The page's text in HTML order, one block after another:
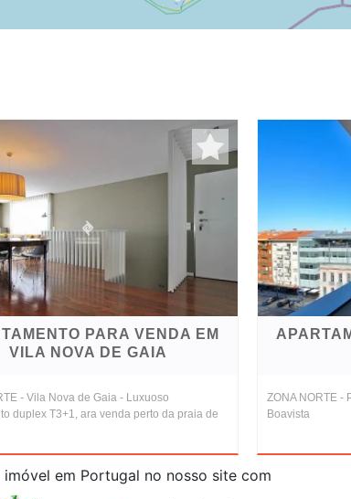
PARA VENDA EM
VILA NOVA DE GAIA
- Vila Nova de Gaia - Luxuoso
duplex T3+1, ara venda perto da praia de
ZONA NORTE -
Boavista
imóvel em Portugal no nosso site com